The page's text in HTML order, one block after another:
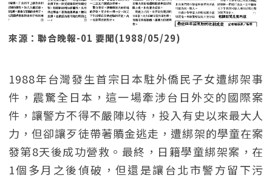
來源：聯合晚報-01 要聞(1988/05/29)
1988年台灣發生首宗日本駐外僑民子女遭綁架事
件，震驚全日本，這一場牽涉台日外交的國際案
件，讓警方不得不嚴陣以待，投入有史以來最大人
力，但卻讓歹徒帶著贖金逃走，遭綁架的學童在案
發第8天後成功營救。最終，日籍學童綁架案，在
1個多月之後偵破，但還是讓台北市警方留下污